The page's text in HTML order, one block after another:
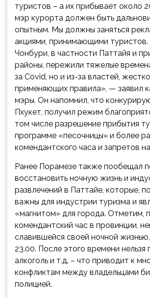
туристов – а их прибывает около
мэр курорта должен быть
опытным. Мы должны заняться
акциями, принимающими туристов.
Чонбури, в частности Паттайя и
районы, пережили тяжелые
за Covid, но и из-за властей, жестко
применяющих правила», — заявил
мэры. Он напомнил, что
Пхукет, получил режим
том числе разрешение прибытия
программе «песочницы» и более
комендантского часа и запретов
Ранее Порамезе также пообещал
восстановить ночную жизнь и
развлечений в Паттайе, которые,
важны для индустрии туризма и
«магнитом» для города. Отметим,
комендантский час в провинции,
славившейся своей ночной
23.00. После этого времени нельзя
алкоголь и т.д. – что приводит к
конфликтам между владельцами
полицией.